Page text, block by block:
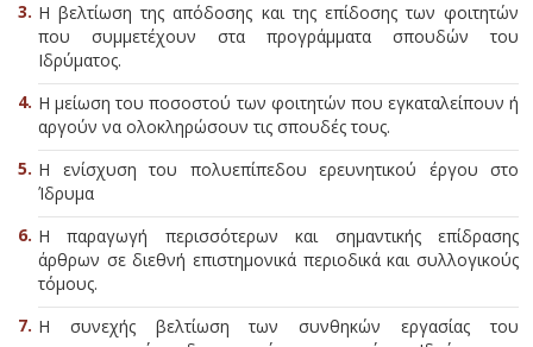
Η βελτίωση της απόδοσης και της επίδοσης των φοιτητών
που συμμετέχουν στα προγράμματα σπουδών του
Ιδρύματος.
Η μείωση του ποσοστού των φοιτητών που εγκαταλείπουν ή
αργούν να ολοκληρώσουν τις σπουδές τους.
Η ενίσχυση του πολυεπίπεδου ερευνητικού έργου στο
Ίδρυμα
Η παραγωγή περισσότερων και σημαντικής επίδρασης
άρθρων σε διεθνή επιστημονικά περιοδικά και συλλογικούς
τόμους.
Η συνεχής βελτίωση των συνθηκών εργασίας του